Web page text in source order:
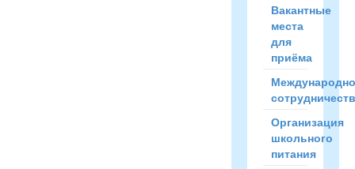
Вакантные
места
для
приёма
Организация
школьного
питания